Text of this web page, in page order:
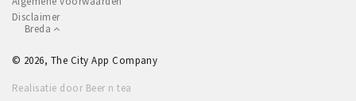
Disclaimer
Breda
© 2026, The City App Company
Realisatie door Beer n tea